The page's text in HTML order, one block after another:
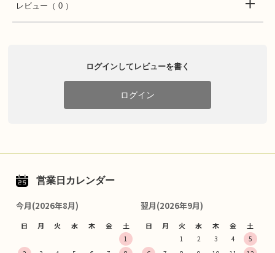
レビュー （ 0 ）
ログインしてレビューを書く
ログイン
営業日カレンダー
今月(2026年8月)
日 月 火 水 木 金 土
1
翌月(2026年9月)
日 月 火 水 木 金 土
1 2 3 4
5